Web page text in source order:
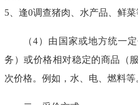
5、逢0调查猪肉、水产品、鲜菜
（4）由国家或地方统一
务）或价格相对稳定的商品（
次价格。例如，水、电、燃料等